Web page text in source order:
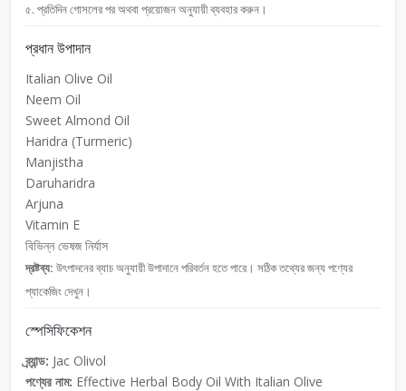
৫. প্রতিদিন গোসলের পর অথবা প্রয়োজন অনুযায়ী ব্যবহার করুন।
প্রধান উপাদান
Italian Olive Oil
Neem Oil
Sweet Almond Oil
Haridra (Turmeric)
Manjistha
Daruharidra
Arjuna
Vitamin E
বিভিন্ন ভেষজ নির্যাস
দ্রষ্টব্য: উৎপাদনের ব্যাচ অনুযায়ী উপাদানে পরিবর্তন হতে পারে। সঠিক তথ্যের জন্য পণ্যের
প্যাকেজিং দেখুন।
স্পেসিফিকেশন
ব্র্যান্ড: Jac Olivol
পণ্যের নাম: Effective Herbal Body Oil With Italian Olive